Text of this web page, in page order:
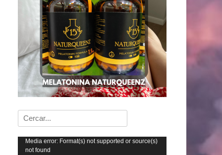
Buscar:
Reproductor
Media error: Format(s) not supported or source(s)
not found